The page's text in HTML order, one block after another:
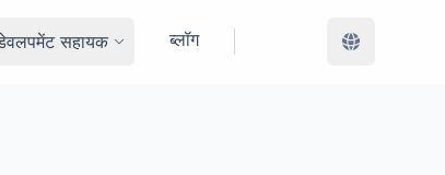
सहायक ब्लॉग